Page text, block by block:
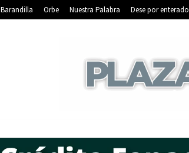
Barandilla Orbe Nuestra Palabra Dese por enterado